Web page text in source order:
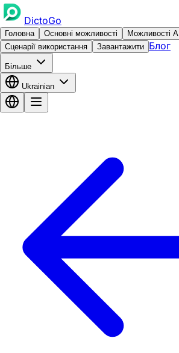
DictoGo
Головна Основні можливості
Можливості AI
Сценарії використання
Завантажити Блог
Більше
Ukrainian